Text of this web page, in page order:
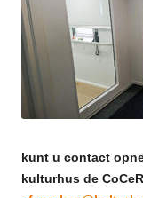
kunt u contact
kulturhus de